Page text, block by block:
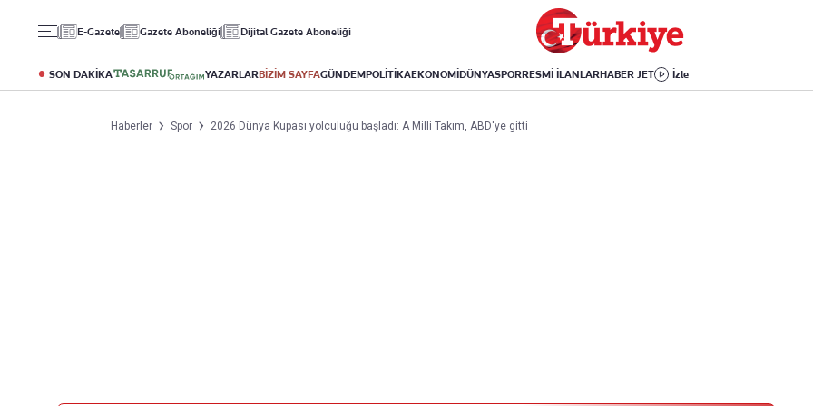
E-Gazete Gazete Aboneliği Dijital Gazete Aboneliği
SON DAKİKA YAZARLARBİZİM SAYFAGÜNDEMPOLİTİKAEKONOMİDÜNYASPORRESMİ İLANLARHABER JET İzle
Altın
Döviz
Kripto Para
Puan Durumu
Fikstür
Avrupa Ligi
Avrupa
Amerika
İsrail-Gazze
Yaşam
Sağlık
Yemek
Kitap
Haberler Spor 2026 Dünya Kupası yolculuğu başladı: A Milli Takım, ABD'ye gitti